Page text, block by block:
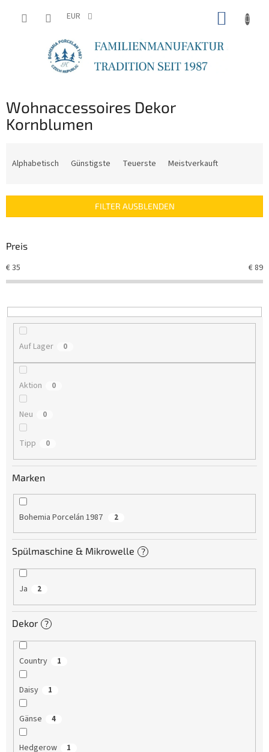
EUR
Wohnaccessoires Dekor
Kornblumen
k
s
r
t
e
r
Alphabetisch Günstigste Teuerste Meistverkauft
FILTER AUSBLENDEN
Preis
€35 €89
Auf Lager 0
Aktion 0
Neu 0
Tipp 0
Marken
Bohemia Porcelán 1987 2
Spülmaschine & Mikrowelle ?
Ja 2
Dekor ?
Country 1
Daisy 1
Gänse 4
Hedgerow 1